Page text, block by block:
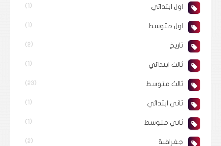
اول ابتدائي (1)
اول متوسط (1)
تاريخ (2)
ثالث ابتدائي (1)
ثالث متوسط (23)
ثاني ابتدائي (1)
ثاني متوسط (1)
جغرافية (2)